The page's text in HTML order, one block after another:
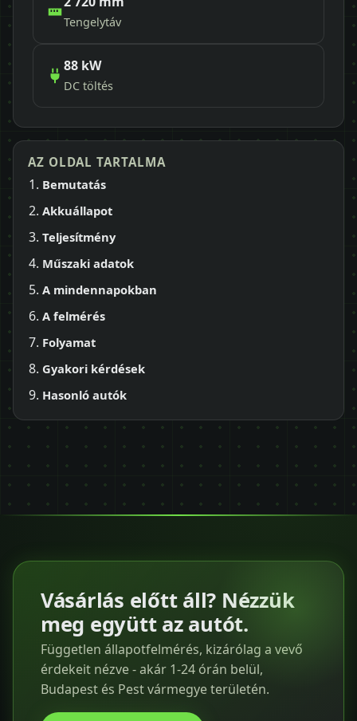
Tengelytáv
88 kW
DC töltés
AZ OLDAL TARTALMA
Bemutatás
Akkuállapot
Teljesítmény
Műszaki adatok
A mindennapokban
A felmérés
Folyamat
Gyakori kérdések
Hasonló autók
Vásárlás előtt áll? Nézzük
meg együtt az autót.
Független állapotfelmérés, kizárólag a vevő
érdekeit nézve - akár 1-24 órán belül,
Budapest és Pest vármegye területén.